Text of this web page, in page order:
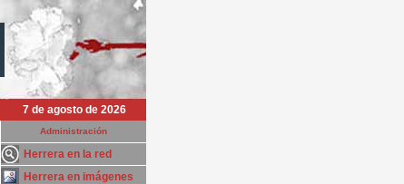
7 de agosto de 2026
Administración
Herrera en la red
Herrera en imágenes